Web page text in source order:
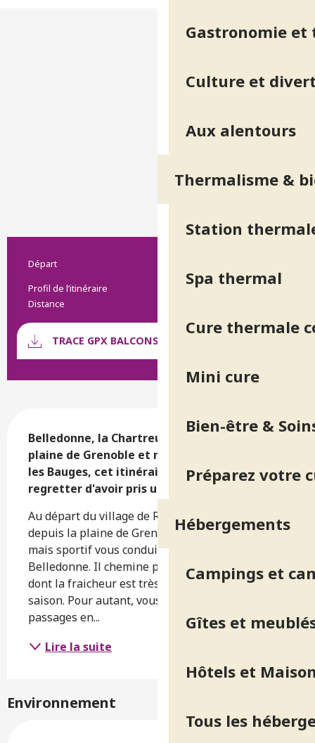
Gastronomie
Culture et
Aux alentours
Thermalisme &
Station
Spa thermal
Cure thermale
Mini cure
Bien-être &
Préparez votre
Hébergements
Campings et
Gîtes et
Hôtels et
Tous les
Informations pratiques
Départ
Profil de l’itinéraire
Distance
Documentation
TRACE GPX BALCONS DE BELLEDONNE
Belledonne, la Chartreuse, le Vercors, la
plaine de Grenoble et même par temps clair
les Bauges, cet itinéraire ne vous fera pas
regretter d'avoir pris un peu de hauteur.
Au départ du village de Revel, facile d'accès
depuis la plaine de Grenoble, cet itinéraire court
mais sportif vous conduit sur les balcons de
Belledonne. Il chemine principalement en forêt
dont la fraicheur est très appréciable à la belle
saison. Pour autant, vous apprécierez les
passages en...
Lire la suite
Environnement